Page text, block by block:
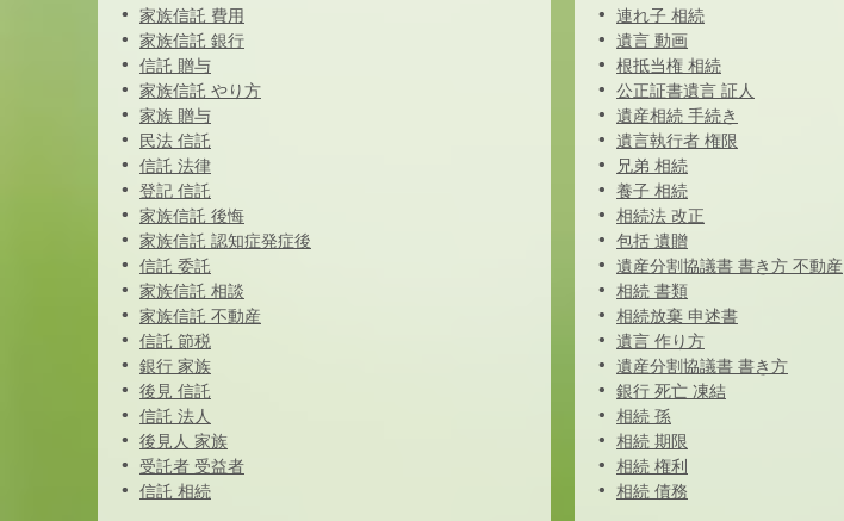
家族信託 費用
家族信託 銀行
信託 贈与
家族信託 やり方
家族 贈与
民法 信託
信託 法律
登記 信託
家族信託 後悔
家族信託 認知症発症後
信託 委託
家族信託 相談
家族信託 不動産
信託 節税
銀行 家族
後見 信託
信託 法人
後見人 家族
受託者 受益者
信託 相続
連れ子 相続
遺言 動画
根抵当権 相続
公正証書遺言 証人
遺産相続 手続き
遺言執行者 権限
兄弟 相続
養子 相続
相続法 改正
包括 遺贈
遺産分割協議書 書き方 不動産
相続 書類
相続放棄 申述書
遺言 作り方
遺産分割協議書 書き方
銀行 死亡 凍結
相続 孫
相続 期限
相続 権利
相続 債務